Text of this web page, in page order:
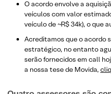
O acordo envolve a
veículos com valor
veículo de ~R$ 34k), o que
Acreditamos que o acordo
estratégico, no entanto
serão fornecidos em call
a nossa tese de Movida,